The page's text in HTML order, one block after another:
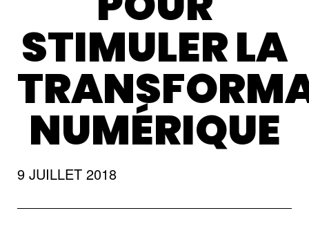
STIMULER LA
NUMÉRIQUE
9 JUILLET 2018